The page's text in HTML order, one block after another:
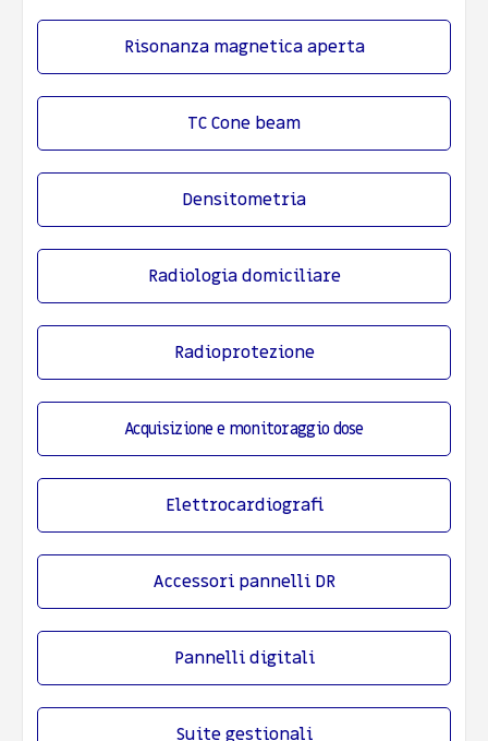
Risonanza magnetica aperta
TC Cone beam
Densitometria
Radiologia domiciliare
Radioprotezione
Acquisizione e monitoraggio dose
Elettrocardiografi
Accessori pannelli DR
Pannelli digitali
Suite gestionali